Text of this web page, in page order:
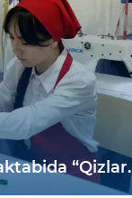
“Qizlar
mavzusida